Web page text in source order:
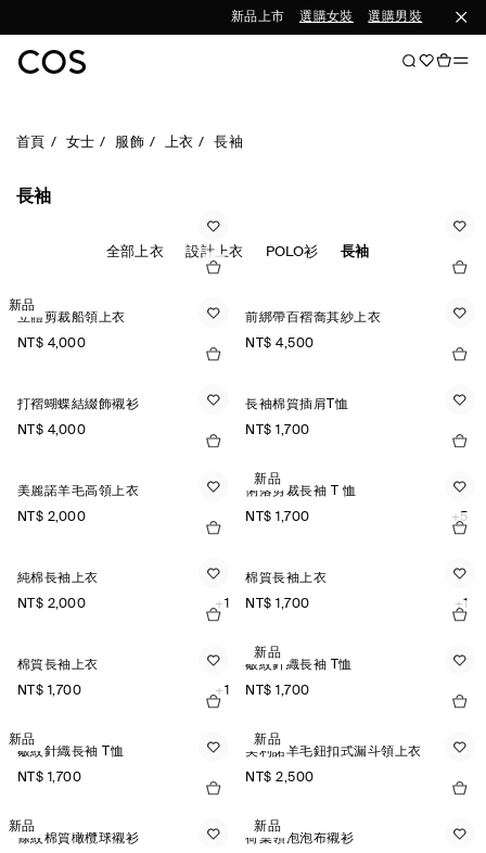
新品上市 選購女裝 選購男裝
首頁 女士 服飾 上衣 長袖
長袖
全部上衣 設計上衣 POLO衫 長袖
新品
立體剪裁船領上衣
NT$ 4,000
前綁帶百褶喬其紗上衣
NT$ 4,500
打褶蝴蝶結綴飾襯衫
NT$ 4,000
長袖棉質插肩T恤
NT$ 1,700
美麗諾羊毛高領上衣
NT$ 2,000
新品
俐落剪裁長袖 T 恤
NT$ 1,700
+5
純棉長袖上衣
NT$ 2,000
+1
棉質長袖上衣
NT$ 1,700
+1
棉質長袖上衣
NT$ 1,700
+1
新品
皺紋針織長袖 T恤
NT$ 1,700
新品
皺紋針織長袖 T恤
NT$ 1,700
新品
美利諾羊毛鈕扣式漏斗領上衣
NT$ 2,500
新品
條紋棉質橄欖球襯衫
新品
荷葉領泡泡布襯衫